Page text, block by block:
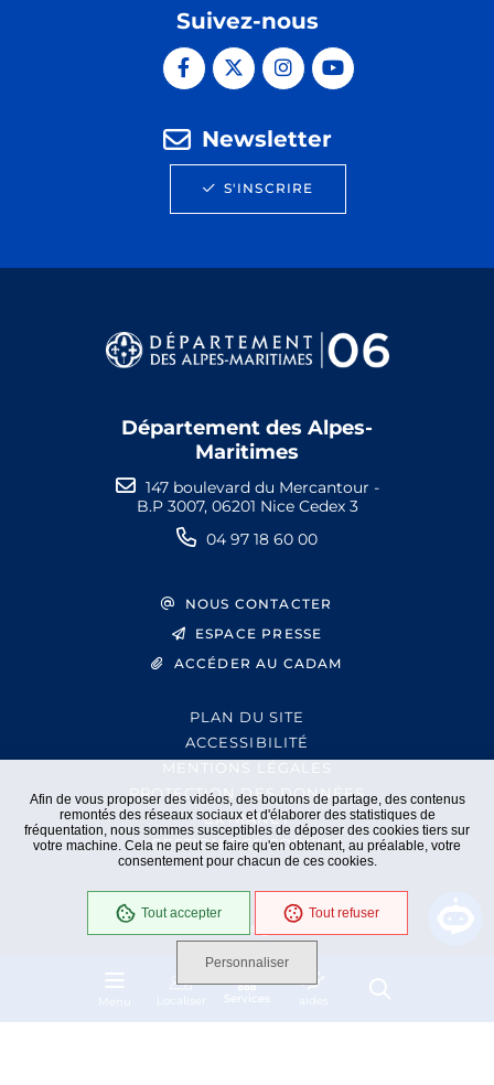
Afin de vous proposer des vidéos, des boutons de partage, des contenus
remontés des réseaux sociaux et d'élaborer des statistiques de
fréquentation, nous sommes susceptibles de déposer des cookies tiers sur
votre machine. Cela ne peut se faire qu'en obtenant, au préalable, votre
consentement pour chacun de ces cookies.
Tout accepter Tout refuser
Personnaliser
Services aides
Suivez-nous
Newsletter
S'INSCRIRE
Département des Alpes-
Maritimes
147 boulevard du Mercantour -
B.P 3007, 06201 Nice Cedex 3
04 97 18 60 00
NOUS CONTACTER
ESPACE PRESSE
ACCÉDER AU CADAM
PLAN DU SITE
ACCESSIBILITÉ
MENTIONS LÉGALES
PROTECTION DES DONNÉES
EXTRANET
GESTION DES COOKIES
En cours